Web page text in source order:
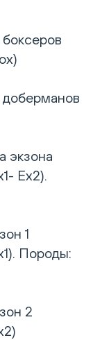
экзона
Ex2).
1
Породы:
2